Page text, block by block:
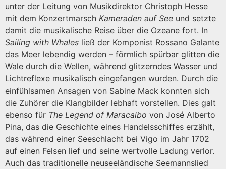
unter der Leitung von Musikdirektor Christoph Hesse
mit dem Konzertmarsch Kameraden auf See und setzte
damit die musikalische Reise über die Ozeane fort. In
Sailing with Whales ließ der Komponist Rossano Galante
das Meer lebendig werden – förmlich spürbar glitten die
Wale durch die Wellen, während glitzerndes Wasser und
Lichtreflexe musikalisch eingefangen wurden. Durch die
einfühlsamen Ansagen von Sabine Mack konnten sich
die Zuhörer die Klangbilder lebhaft vorstellen. Dies galt
ebenso für The Legend of Maracaibo von José Alberto
Pina, das die Geschichte eines Handelsschiffes erzählt,
das während einer Seeschlacht bei Vigo im Jahr 1702
auf einen Felsen lief und seine wertvolle Ladung verlor.
Auch das traditionelle neuseeländische Seemannslied